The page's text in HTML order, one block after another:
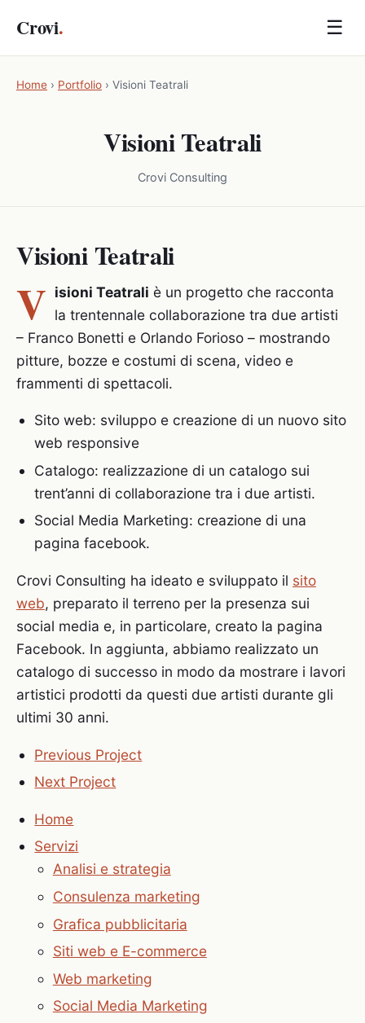
Crovi. ☰
Home › Portfolio › Visioni Teatrali
Visioni Teatrali
Crovi Consulting
Visioni Teatrali
V isioni Teatrali è un progetto che racconta
la trentennale collaborazione tra due artisti
– Franco Bonetti e Orlando Forioso – mostrando
pitture, bozze e costumi di scena, video e
frammenti di spettacoli.
Sito web: sviluppo e creazione di un nuovo sito
web responsive
Catalogo: realizzazione di un catalogo sui
trent’anni di collaborazione tra i due artisti.
Social Media Marketing: creazione di una
pagina facebook.
Crovi Consulting ha ideato e sviluppato il sito
web, preparato il terreno per la presenza sui
social media e, in particolare, creato la pagina
Facebook. In aggiunta, abbiamo realizzato un
catalogo di successo in modo da mostrare i lavori
artistici prodotti da questi due artisti durante gli
ultimi 30 anni.
Previous Project
Next Project
Home
Servizi
Analisi e strategia
Consulenza marketing
Grafica pubblicitaria
Siti web e E-commerce
Web marketing
Social Media Marketing